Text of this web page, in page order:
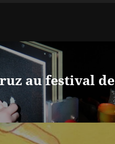
au festival de